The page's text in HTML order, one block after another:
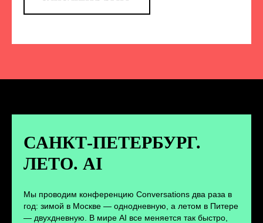
САНКТ-ПЕТЕРБУРГ.
ЛЕТО. AI
Мы проводим конференцию Conversations два раза в
год: зимой в Москве — однодневную, а летом в Питере
— двухдневную. В мире AI все меняется так быстро,